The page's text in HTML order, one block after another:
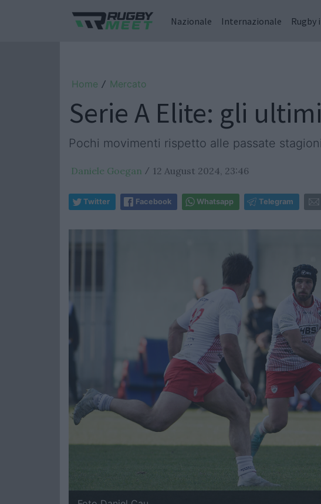
Nazionale Internazionale Rugby
Home / Mercato
Serie A Elite: gli
Pochi movimenti rispetto alle passate
Daniele Goegan / 12 August 2024, 23:46
Twitter Facebook Whatsapp Telegram